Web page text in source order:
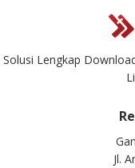
Solusi Lengkap
Jl.